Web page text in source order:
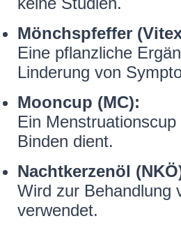
Mönchspfeffer
Eine pflanzliche
Linderung von
Mooncup (MC):
Ein
Binden dient.
Nachtkerzenöl
Wird zur Behandlung
verwendet.